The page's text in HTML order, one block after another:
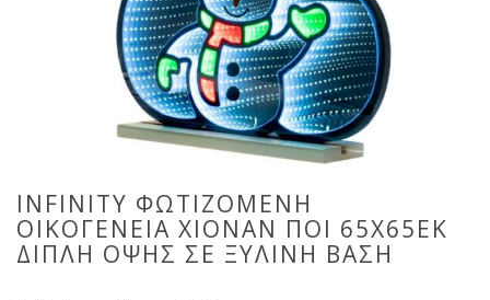
INFINITY ΦΩΤΙΖΟΜΕΝΗ
ΟΙΚΟΓΕΝΕΙΑ ΧΙΟΝΑΝ ΠΟΙ 65Χ65ΕΚ
ΔΙΠΛΗ ΟΨΗΣ ΣΕ ΞΥΛΙΝΗ ΒΑΣΗ